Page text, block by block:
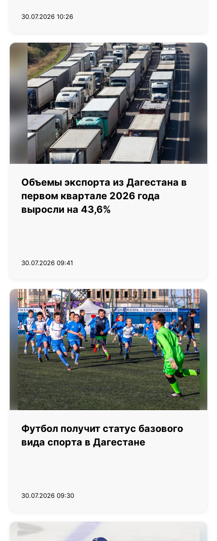
30.07.2026 10:26
Объемы экспорта из Дагестана в
первом квартале 2026 года
выросли на 43,6%
30.07.2026 09:41
Футбол получит статус базового
вида спорта в Дагестане
30.07.2026 09:30